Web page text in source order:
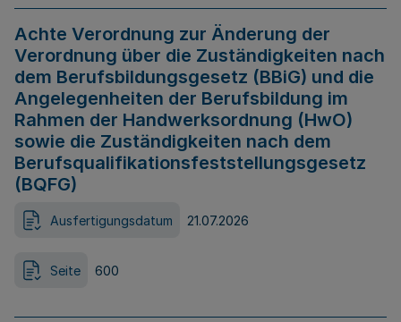
Achte Verordnung zur Änderung der
Verordnung über die Zuständigkeiten nach
dem Berufsbildungsgesetz (BBiG) und die
Angelegenheiten der Berufsbildung im
Rahmen der Handwerksordnung (HwO)
sowie die Zuständigkeiten nach dem
Berufsqualifikationsfeststellungsgesetz
(BQFG)
Ausfertigungsdatum 21.07.2026
Seite 600